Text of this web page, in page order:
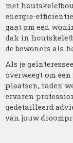
met
energie-
gaat om een
dak in
de bewoners als
Als je
overweegt om
plaatsen, raden
ervaren
gedetailleerd
van jouw